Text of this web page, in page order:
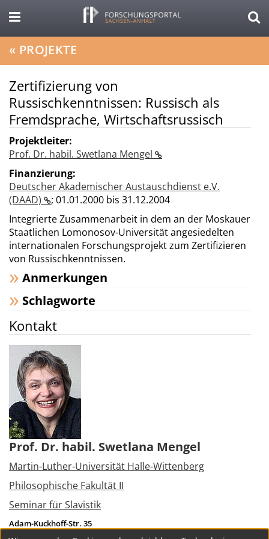
« PROJEKTE
Zertifizierung von
Russischkenntnissen: Russisch als
Fremdsprache, Wirtschaftsrussisch
Projektleiter:
Prof. Dr. habil. Swetlana Mengel
Finanzierung:
Deutscher Akademischer Austauschdienst e.V.
(DAAD)
; 01.01.2000 bis 31.12.2004
Integrierte Zusammenarbeit in dem an der Moskauer
Staatlichen Lomonosov-Universität angesiedelten
internationalen Forschungsprojekt zum Zertifizieren
von Russischkenntnissen.
Anmerkungen
Schlagworte
Kontakt
Prof. Dr. habil. Swetlana Mengel
Martin-Luther-Universität Halle-Wittenberg
Philosophische Fakultät II
Seminar für Slavistik
Adam-Kuckhoff-Str. 35
06108
Halle (Saale)